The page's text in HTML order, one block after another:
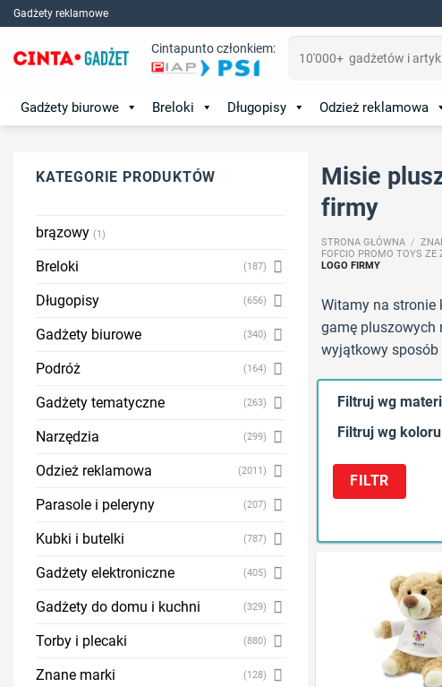
Skip
to
content
Gadżety reklamowe
Cintapunto członkiem:
Gadżety biurowe Breloki Długopisy Odzież reklamowa
KATEGORIE PRODUKTÓW
brązowy (1)
Breloki (187)
Długopisy (656)
Gadżety biurowe (340)
Podróż (164)
Gadżety tematyczne (263)
Narzędzia (299)
Odzież reklamowa (2011)
Parasole i peleryny (207)
Kubki i butelki (787)
Gadżety elektroniczne (405)
Gadżety do domu i kuchni (329)
Torby i plecaki (880)
Znane marki (128)
Misie
firmy
STRONA GŁÓWNA /
FOFCIO PROMO TOYS ZE
LOGO FIRMY
Witamy na stronie
gamę pluszowych
wyjątkowy
Filtruj wg
Filtruj wg koloru
FILTR